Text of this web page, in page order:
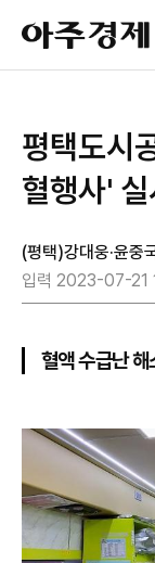
아
주
경
평택도시
혈행사' 실
(평택)강대웅·윤중
입력 2023-07-21
혈액 수급난 해